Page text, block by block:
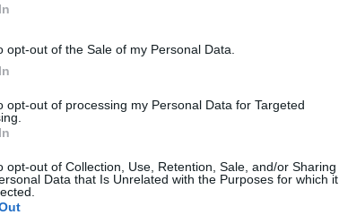
opt-out of the Sale of my Personal Data.
opt-out of processing my Personal Data for Targeted
opt-out of Collection, Use, Retention, Sale, and/or Sharing
Data that Is Unrelated with the Purposes for which it